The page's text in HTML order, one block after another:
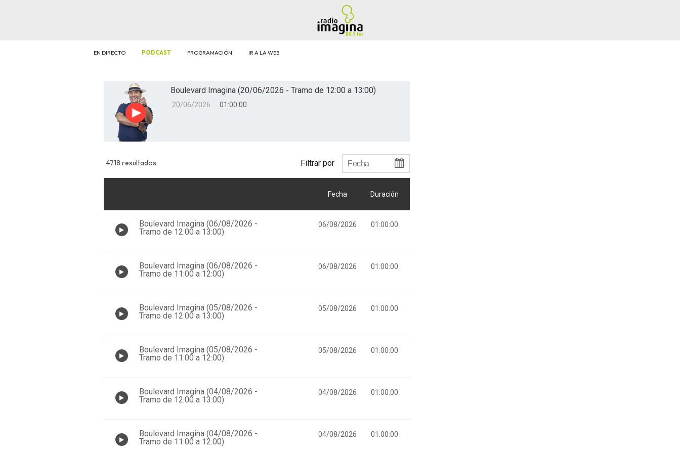
EN DIRECTO PODCAST PROGRAMACIÓN IR A LA WEB
Reproducir
Boulevard Imagina (20/06/2026 - Tramo de 12:00 a 13:00)
20/06/2026 01:00:00
4718 resultados Filtrar por
Fecha Duración
Boulevard Imagina (06/08/2026 -
Tramo de 12:00 a 13:00)
06/08/2026 01:00:00
Boulevard Imagina (06/08/2026 -
Tramo de 11:00 a 12:00)
06/08/2026 01:00:00
Boulevard Imagina (05/08/2026 -
Tramo de 12:00 a 13:00)
05/08/2026 01:00:00
Boulevard Imagina (05/08/2026 -
Tramo de 11:00 a 12:00)
05/08/2026 01:00:00
Boulevard Imagina (04/08/2026 -
Tramo de 12:00 a 13:00)
04/08/2026 01:00:00
Boulevard Imagina (04/08/2026 -
Tramo de 11:00 a 12:00)
04/08/2026 01:00:00